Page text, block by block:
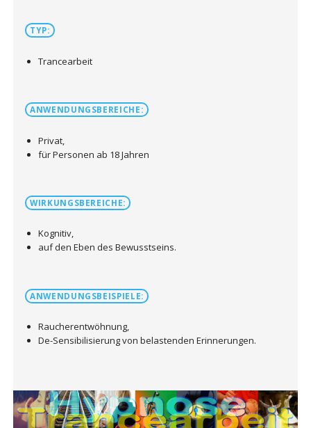
TYP:
Trancearbeit
ANWENDUNGSBEREICHE:
Privat,
für Personen ab 18 Jahren
WIRKUNGSBEREICHE:
Kognitiv,
auf den Eben des Bewusstseins.
ANWENDUNGSBEISPIELE:
Raucherentwöhnung,
De-Sensibilisierung von belastenden Erinnerungen.